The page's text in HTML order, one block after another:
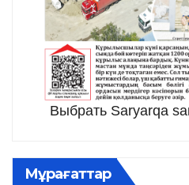
Выбрать Saryarqa
Мұрағаттар